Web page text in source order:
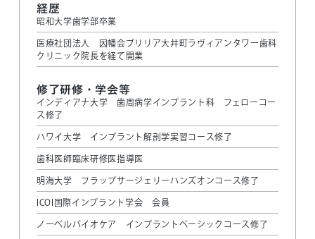
経歴
昭和大学歯学部卒業
医療社団法人 因幡会ブリリア大井町ラヴィアンタワー歯科
クリニック院長を経て開業
修了研修・学会等
インディアナ大学 歯周病学インプラント科 フェローコー
ス修了
ハワイ大学 インプラント解剖学実習コース修了
歯科医師臨床研修医指導医
明海大学 フラップサージェリーハンズオンコース修了
ICOI国際インプラント学会 会員
ノーベルバイオケア インプラントベーシックコース修了